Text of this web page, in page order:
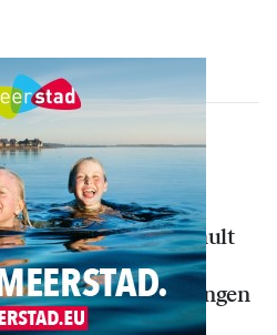
centrum Tumult
opening eind
in hart van Groningen